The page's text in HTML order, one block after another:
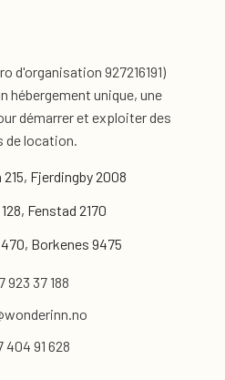
d'organisation 927216191)
hébergement unique, une
démarrer et exploiter des
de location.
Fjerdingby 2008
Fenstad 2170
Borkenes 9475
923 37 188
404 91 628